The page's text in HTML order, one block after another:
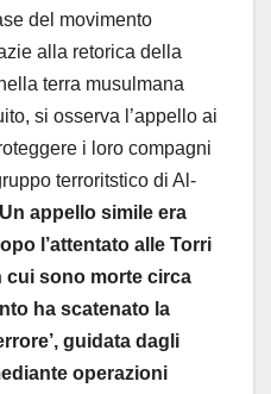
del movimento
alla retorica della
terra musulmana
si osserva l’appello ai
i loro compagni
terroritstico di Al-
Un appello simile era
l’attentato alle Torri
cui sono morte circa
ha scatenato la
guidata dagli
operazioni